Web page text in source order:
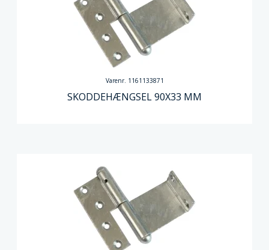
Varenr. 1161133871
SKODDEHÆNGSEL 90X33 MM